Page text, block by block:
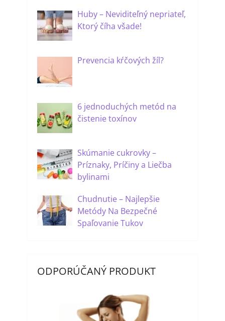
Huby – Neviditeľný nepriateľ,
Ktorý číha všade!
Prevencia kŕčových žíl?
6 jednoduchých metód na
čistenie toxínov
Skúmanie cukrovky –
Príznaky, Príčiny a Liečba
bylinami
Chudnutie – Najlepšie
Metódy Na Bezpečné
Spaľovanie Tukov
ODPORÚČANÝ PRODUKT